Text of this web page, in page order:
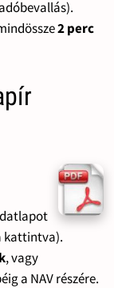
2 perc
kattintva).
, vagy
a NAV részére.